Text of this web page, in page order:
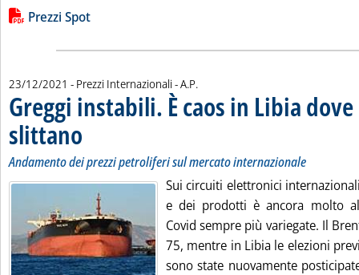
Leggi tutta la notizia: 'Variazioni dei riferimenti
Lista allegati PDF alla notizia
Prezzi Spot
23/12/2021 - Prezzi Internazionali -di:
A.P.
Greggi instabili. È caos in Libia
slittano
Andamento dei prezzi petroliferi sul mercato internazionale
Sui circuiti elettronici
e dei prodotti è ancora molto
Covid sempre più variegate. Il
75, mentre in Libia le elezioni
sono state nuovamente